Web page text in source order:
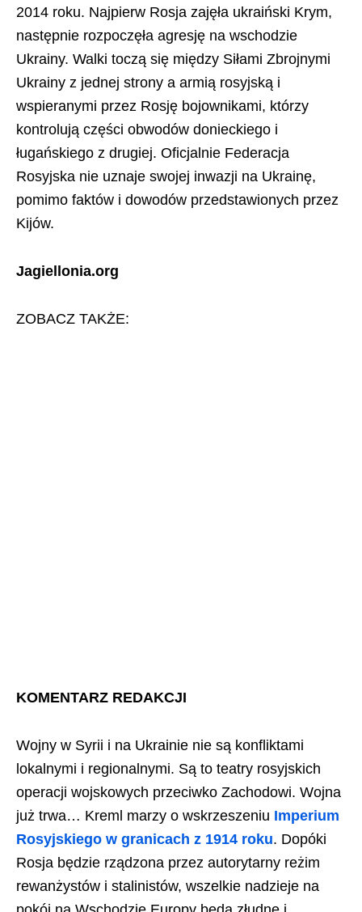
2014 roku. Najpierw Rosja zajęła ukraiński Krym,
następnie rozpoczęła agresję na wschodzie
Ukrainy. Walki toczą się między Siłami Zbrojnymi
Ukrainy z jednej strony a armią rosyjską i
wspieranymi przez Rosję bojownikami, którzy
kontrolują części obwodów donieckiego i
ługańskiego z drugiej. Oficjalnie Federacja
Rosyjska nie uznaje swojej inwazji na Ukrainę,
pomimo faktów i dowodów przedstawionych przez
Kijów.
Jagiellonia.org
ZOBACZ TAKŻE:
KOMENTARZ REDAKCJI
Wojny w Syrii i na Ukrainie nie są konfliktami
lokalnymi i regionalnymi. Są to teatry rosyjskich
operacji wojskowych przeciwko Zachodowi. Wojna
już trwa… Kreml marzy o wskrzeszeniu Imperium
Rosyjskiego w granicach z 1914 roku. Dopóki
Rosja będzie rządzona przez autorytarny reżim
rewanżystów i stalinistów, wszelkie nadzieje na